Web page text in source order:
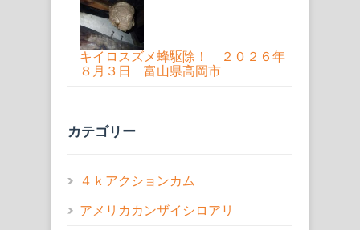
キイロスズメ蜂駆除！ ２０２６年
８月３日 富山県高岡市
カテゴリー
４ｋアクションカム
アメリカカンザイシロアリ